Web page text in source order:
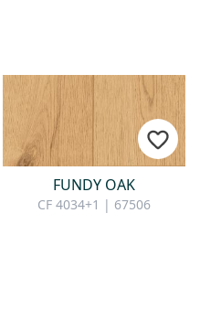
FUNDY OAK
CF 4034+1 | 67506